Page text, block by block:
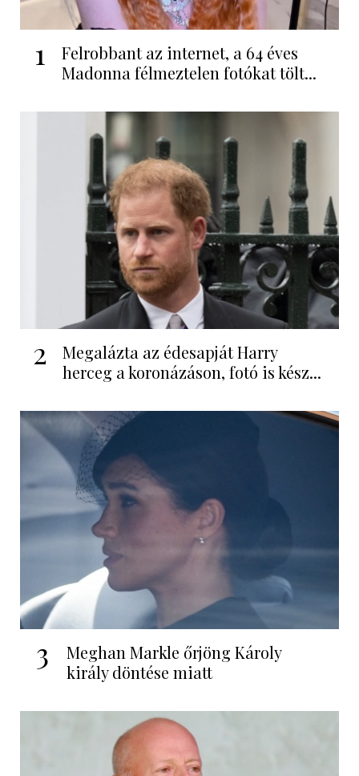
1
Felrobbant az internet, a 64 éves
Madonna félmeztelen fotókat tölt...
2
Megalázta az édesapját Harry
herceg a koronázáson, fotó is kész...
3
Meghan Markle őrjöng Károly
király döntése miatt